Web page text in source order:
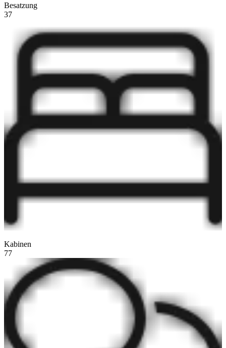
Besatzung
37
Kabinen
77